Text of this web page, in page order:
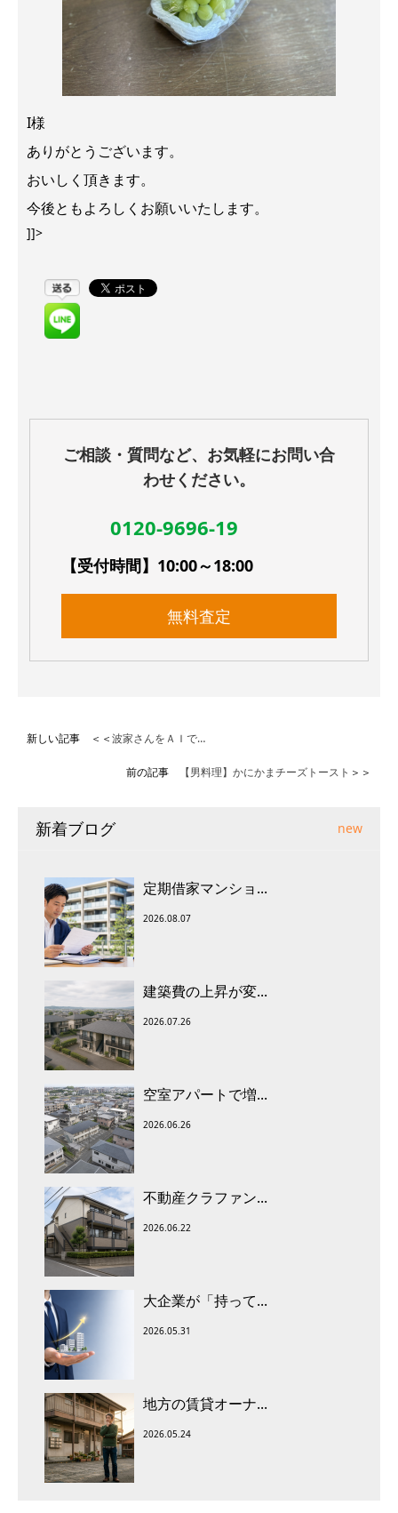
I様
ありがとうございます。
おいしく頂きます。
今後ともよろしくお願いいたします。
]]>
ご相談・質問など、お気軽にお問い合
わせください。
0120-9696-19
【受付時間】10:00～18:00
無料査定
新しい記事 ＜＜波家さんをＡＩで…
前の記事 【男料理】かにかまチーズトースト ＞＞
新着ブログ new
定期借家マンショ...
2026.08.07
建築費の上昇が変...
2026.07.26
空室アパートで増...
2026.06.26
不動産クラファン...
2026.06.22
大企業が「持って...
2026.05.31
地方の賃貸オーナ...
2026.05.24